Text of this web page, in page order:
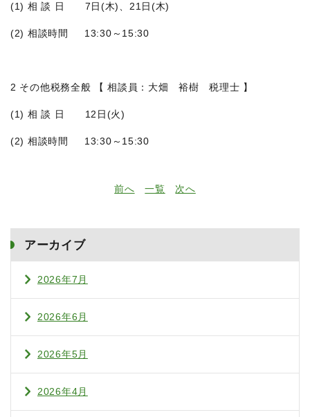
(1) 相 談 日 7日(木)、21日(木)
(2) 相談時間 13:30～15:30
2 その他税務全般 【 相談員：大畑 裕樹 税理士 】
(1) 相 談 日 12日(火)
(2) 相談時間 13:30～15:30
前へ 一覧 次へ
アーカイブ
2026年7月
2026年6月
2026年5月
2026年4月